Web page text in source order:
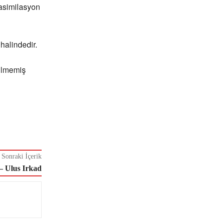
Sonraki İçerik
Ulus Irkad